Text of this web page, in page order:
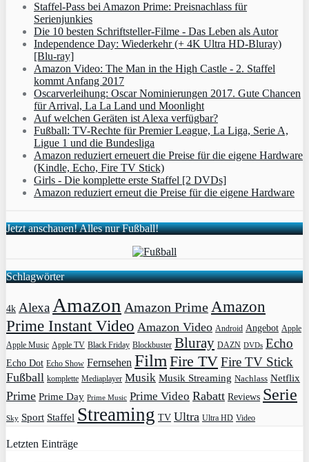
Staffel-Pass bei Amazon Prime: Preisnachlass für
Serienjunkies
Die 10 besten Schriftsteller-Filme - Das Leben als Autor
Independence Day: Wiederkehr (+ 4K Ultra HD-Bluray)
[Blu-ray]
Amazon Video: The Man in the High Castle - 2. Staffel
kommt Anfang 2017
Oscarverleihung: Oscar Nominierungen 2017. Gute Chancen
für Arrival, La La Land und Moonlight
Auf welchen Geräten ist Alexa verfügbar?
Fußball: TV-Rechte für Premier League, La Liga, Serie A,
Ligue 1 und die Bundesliga
Amazon reduziert erneuert die Preise für die eigene Hardware
(Kindle, Echo, Fire TV Stick)
Girls - Die komplette erste Staffel [2 DVDs]
Amazon reduziert erneut die Preise für die eigene Hardware
Jetzt anschauen! Alles nur Fußball!
Schlagwörter
4k AlexaAmazon Amazon PrimeAmazon
Prime Instant Video Amazon Video Android Angebot Apple
Apple Music Apple TV Black Friday Blockbuster Bluray DAZN DVDs Echo
Echo Dot Echo Show Fernsehen FilmFire TVFire TV Stick
Fußball komplette Mediaplayer Musik Musik Streaming Nachlass Netflix
Prime Prime Day Prime Music Prime Video Rabatt Reviews Serie
Sky Sport Staffel Streaming TV Ultra Ultra HD Video
Letzten Einträge